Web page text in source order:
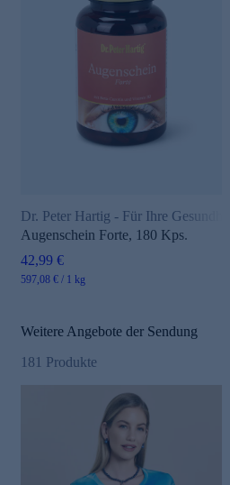
Dr. Peter Hartig - Für Ihre Gesundheit
Augenschein Forte, 180 Kps.
42,99 €
597,08 € / 1 kg
Weitere Angebote der Sendung
181 Produkte